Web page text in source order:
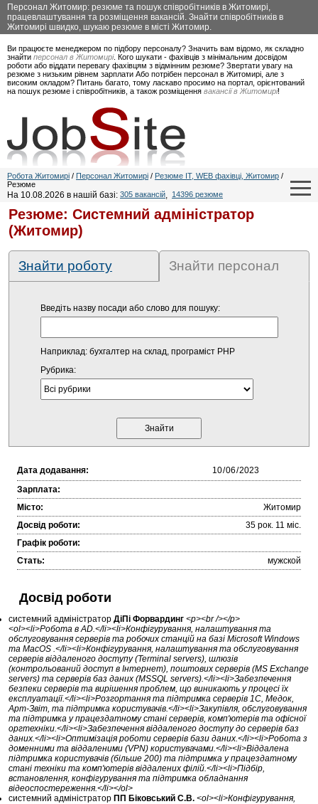
Персонал Житомир: резюме та пошук співробітників в Житомирі,
працевлаштування та розміщення вакансій. Знайти співробітників в
Житомирі швидко, шукаю резюме в місті Житомир.
Ви працюєте менеджером по підбору персоналу? Значить вам відомо, як складно
знайти персонал в Житомирі. Кого шукати - фахівців з мінімальним досвідом
роботи або віддати перевагу фахівцям з відмінним резюме? Звертати увагу на
резюме з низьким рівнем зарплати Або потрібен персонал в Житомирі, але з
високим окладом? Питань багато, тому ласкаво просимо на портал, орієнтований
на пошук резюме і співробітників, а також розміщення вакансії в Житомирі!
Робота Житомирі / Персонал Житомирі / Резюме IT, WEB фахівці, Житомир /
Резюме
На 10.08.2026 в нашій базі: 305 вакансій, 14396 резюме
Резюме: Системний адміністратор
(Житомир)
Знайти роботу Знайти персонал
Введіть назву посади або слово для пошуку:
Наприклад: бухгалтер на склад, програміст PHP
Рубрика:
Дата додавання:
Зарплата:
Місто:
Житомир
Досвід роботи:
35 рок. 11 міc.
Графік роботи:
Стать:
мужской
Досвід роботи
системний адміністратор ДіПі Форвардинг <p><br /></p>
<ol><li>Робота в AD.</li><li>Конфігурування, налаштування та
обслуговування серверів та робочих станцій на базі Microsoft Windows
та MacOS .</li><li>Конфігурування, налаштування та обслуговування
серверів віддаленого доступу (Terminal servers), шлюзів
(контрольований доступ в Інтернет), поштових серверів (MS Exchange
servers) та серверів баз даних (MSSQL servers).</li><li>Забезпечення
безпеки серверів та вирішення проблем, що виникають у процесі їх
експлуатації.</li><li>Розгортання та підтримка серверів 1С, Медок,
Арт-Звіт, та підтримка користувачів.</li><li>Закупівля, обслуговування
та підтримка у працездатному стані серверів, комп'ютерів та офісної
оргтехніки.</li><li>Забезпечення віддаленого доступу до серверів баз
даних.</li><li>Оптимізація роботи серверів бази даних.</li><li>Робота з
доменними та віддаленими (VPN) користувачами.</li><li>Віддалена
підтримка користувачів (більше 200) та підтримка у працездатному
стані техніки та комп'ютерів віддалених філій.</li><li>Підбір,
встановлення, конфігурування та підтримка обладнання
відеоспостереження.</li></ol>
системний адміністратор ПП Біковський С.В. <ol><li>Конфігурування,